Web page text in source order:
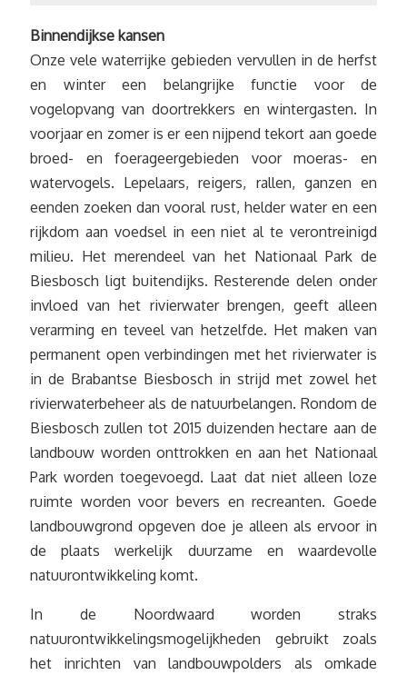
Binnendijkse kansen
Onze vele waterrijke gebieden vervullen in de herfst
en winter een belangrijke functie voor de
vogelopvang van doortrekkers en wintergasten. In
voorjaar en zomer is er een nijpend tekort aan goede
broed- en foerageergebieden voor moeras- en
watervogels. Lepelaars, reigers, rallen, ganzen en
eenden zoeken dan vooral rust, helder water en een
rijkdom aan voedsel in een niet al te verontreinigd
milieu. Het merendeel van het Nationaal Park de
Biesbosch ligt buitendijks. Resterende delen onder
invloed van het rivierwater brengen, geeft alleen
verarming en teveel van hetzelfde. Het maken van
permanent open verbindingen met het rivierwater is
in de Brabantse Biesbosch in strijd met zowel het
rivierwaterbeheer als de natuurbelangen. Rondom de
Biesbosch zullen tot 2015 duizenden hectare aan de
landbouw worden onttrokken en aan het Nationaal
Park worden toegevoegd. Laat dat niet alleen loze
ruimte worden voor bevers en recreanten. Goede
landbouwgrond opgeven doe je alleen als ervoor in
de plaats werkelijk duurzame en waardevolle
natuurontwikkeling komt.
In de Noordwaard worden straks
natuurontwikkelingsmogelijkheden gebruikt zoals
het inrichten van landbouwpolders als omkade